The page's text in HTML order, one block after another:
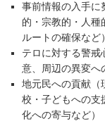
事前情報の入手に
的・宗教的・人種
ルートの確保など）
テロに対する警戒
意、周辺の異変へ
地元民への貢献（
校・子どもへの支
化への寄与など）